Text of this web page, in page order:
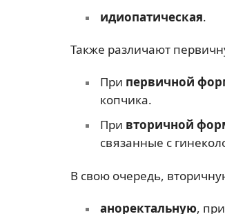
идиопатическая.
Также различают
При первичной
копчика.
При вторичной
связанные с
В свою очередь,
аноректальную,